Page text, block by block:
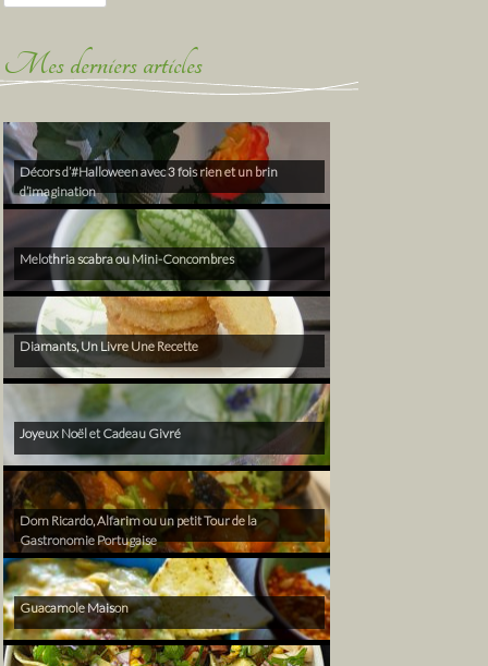
Mes derniers articles
Décors d’#Halloween avec 3 fois rien et un brin
d’imagination
Melothria scabra ou Mini-Concombres
Diamants, Un Livre Une Recette
Joyeux Noël et Cadeau Givré
Dom Ricardo, Alfarim ou un petit Tour de la
Gastronomie Portugaise
Guacamole Maison